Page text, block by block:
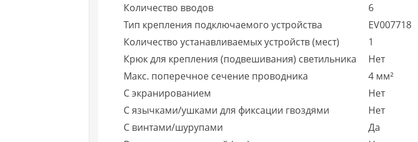
Количество вводов
6
Тип крепления подключаемого устройства
EV007718
Количество устанавливаемых устройств (мест)
1
Крюк для крепления (подвешивания) светильника
Нет
Макс. поперечное сечение проводника
4 мм²
С экранированием
Нет
С язычками/ушками для фиксации гвоздями
Нет
С винтами/шурупами
Да